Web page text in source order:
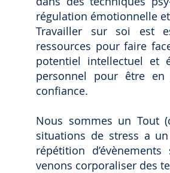
régulation émotionnelle
Travailler sur soi est
ressources pour faire
potentiel intellectuel et
personnel pour être en
confiance.
Nous sommes un Tout
situations de stress a
répétition
venons corporaliser des